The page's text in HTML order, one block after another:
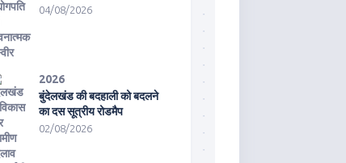
04/08/2026
2026
बुंदेलखंड की बदहाली को बदलने
का दस सूत्रीय रोडमैप
02/08/2026